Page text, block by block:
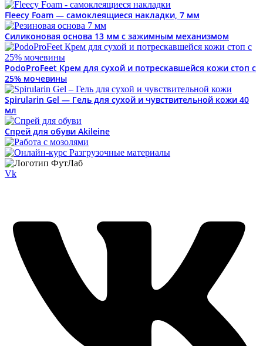
Fleecy Foam — самоклеящиеся накладки, 7 мм
Силиконовая основа 13 мм с зажимным механизмом
PodoProFeet Крем для сухой и потрескавшейся кожи стоп с
25% мочевины
Spirularin Gel — Гель для сухой и чувствительной кожи 40
мл
Спрей для обуви Akileine
Vk